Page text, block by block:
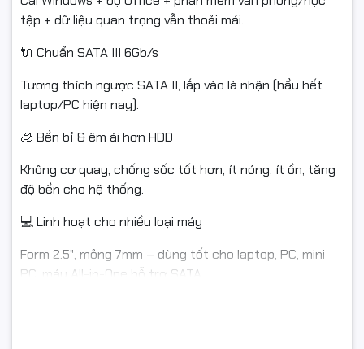
tập + dữ liệu quan trọng vẫn thoải mái.
🔌 Chuẩn SATA III 6Gb/s
Tương thích ngược SATA II, lắp vào là nhận (hầu hết
laptop/PC hiện nay).
🧊 Bền bỉ & êm ái hơn HDD
Không cơ quay, chống sốc tốt hơn, ít nóng, ít ồn, tăng
độ bền cho hệ thống.
💻 Linh hoạt cho nhiều loại máy
Form 2.5", mỏng 7mm – dùng tốt cho laptop, PC, mini
PC, máy All-in-One hỗ trợ SATA.